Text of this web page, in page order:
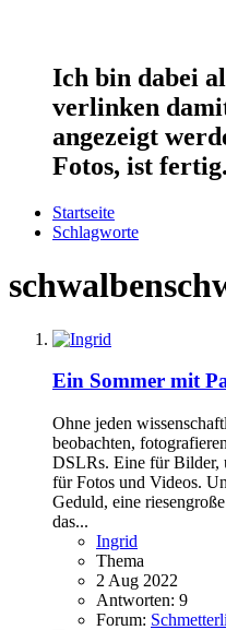
Ich bin dabei
verlinken
angezeigt
Fotos, ist fertig.
Startseite
Schlagworte
Ein Sommer mit
Ohne jeden
beobachten,
DSLRs. Eine für Bilder,
für Fotos und Videos.
Geduld, eine
das...
Ingrid
Thema
2 Aug 2022
Antworten: 9
Forum: